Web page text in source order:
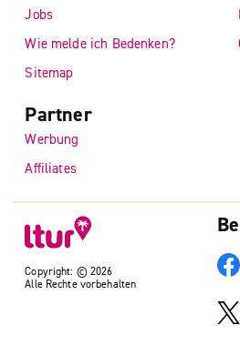
Copyright: © 2026
Alle Rechte vorbehalten
Jobs
Wie melde ich Bedenken?
Sitemap
Partner
Werbung
Affiliates